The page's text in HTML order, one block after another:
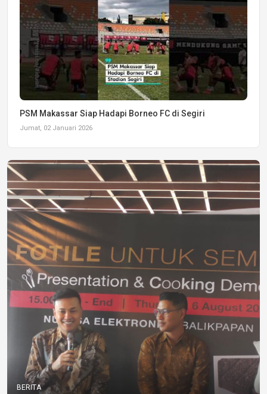
PSM Makassar Siap Hadapi Borneo FC di Segiri
Jumat, 02 Januari 2026
BERITA